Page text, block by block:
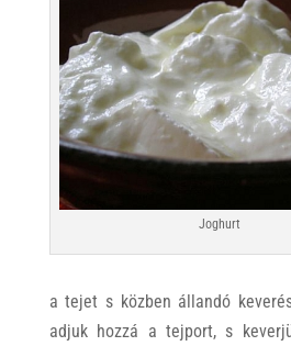
Joghurt
a tejet s közben állandó
adjuk hozzá a tejport, s